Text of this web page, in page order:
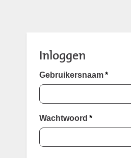
Inloggen
Gebruikersnaam *
Wachtwoord *